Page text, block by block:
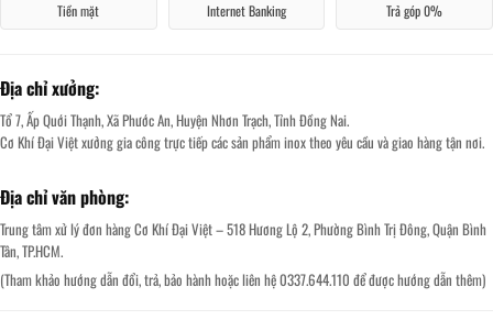
Tiền mặt Internet Banking Trả góp 0%
Địa chỉ xưởng:
Tổ 7, Ấp Quới Thạnh, Xã Phước An, Huyện Nhơn Trạch, Tỉnh Đồng Nai.
Cơ Khí Đại Việt xưởng gia công trực tiếp các sản phẩm inox theo yêu cầu và giao hàng tận nơi.
Địa chỉ văn phòng:
Trung tâm xử lý đơn hàng Cơ Khí Đại Việt – 518 Hương Lộ 2, Phường Bình Trị Đông, Quận Bình
Tân, TP.HCM.
(Tham khảo hướng dẫn đổi, trả, bảo hành hoặc liên hệ 0337.644.110 để được hướng dẫn thêm)